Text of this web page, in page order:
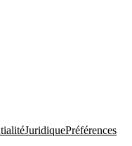
JuridiquePréférences